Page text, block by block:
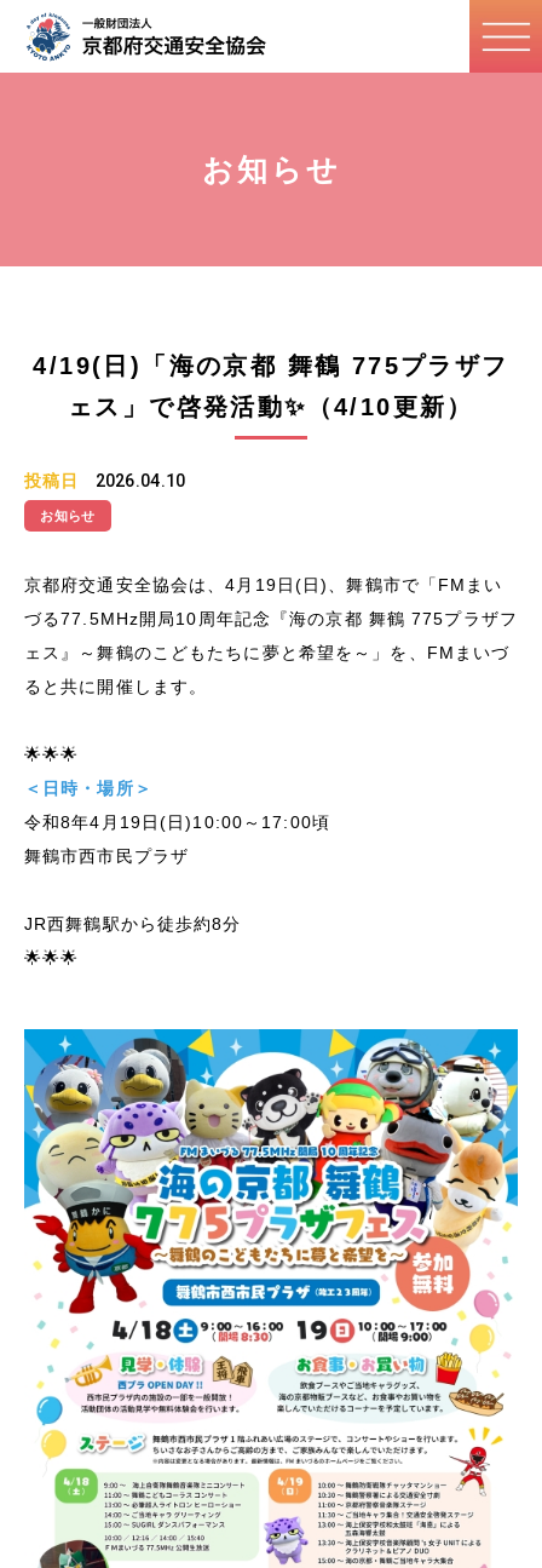
お知らせ
4/19(日)「海の京都 舞鶴 775プラザフ
ェス」で啓発活動✨（4/10更新）
投稿日 2026.04.10
お知らせ
京都府交通安全協会は、4月19日(日)、舞鶴市で「FMまい
づる77.5MHz開局10周年記念『海の京都 舞鶴 775プラザフ
ェス』～舞鶴のこどもたちに夢と希望を～」を、FMまいづ
ると共に開催します。
🌟🌟🌟
＜日時・場所＞
令和8年4月19日(日)10:00～17:00頃
舞鶴市西市民プラザ
JR西舞鶴駅から徒歩約8分
🌟🌟🌟